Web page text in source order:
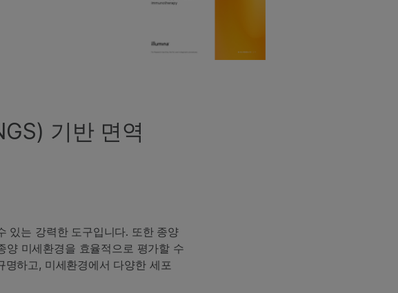
기반 면역
있는 강력한 도구입니다. 또한 종양
양 미세환경을 효율적으로 평가할 수
하고, 미세환경에서 다양한 세포